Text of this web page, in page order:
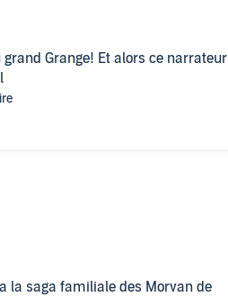
Grange! Et alors ce narrateur